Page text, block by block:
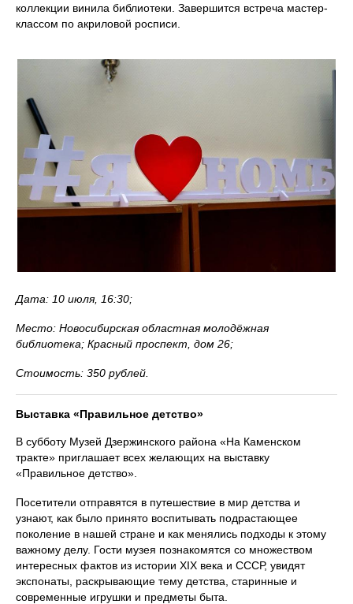
коллекции винила библиотеки. Завершится встреча мастер-
классом по акриловой росписи.
Дата: 10 июля, 16:30;
Место: Новосибирская областная молодёжная
библиотека; Красный проспект, дом 26;
Стоимость: 350 рублей.
Выставка «Правильное детство»
В субботу Музей Дзержинского района «На Каменском
тракте» приглашает всех желающих на выставку
«Правильное детство».
Посетители отправятся в путешествие в мир детства и
узнают, как было принято воспитывать подрастающее
поколение в нашей стране и как менялись подходы к этому
важному делу. Гости музея познакомятся со множеством
интересных фактов из истории XIX века и СССР, увидят
экспонаты, раскрывающие тему детства, старинные и
современные игрушки и предметы быта.